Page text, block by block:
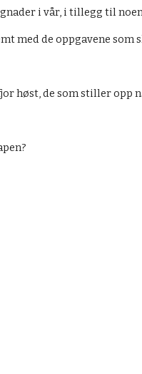
i vår, i tillegg til
med de oppgavene
høst, de som stiller opp